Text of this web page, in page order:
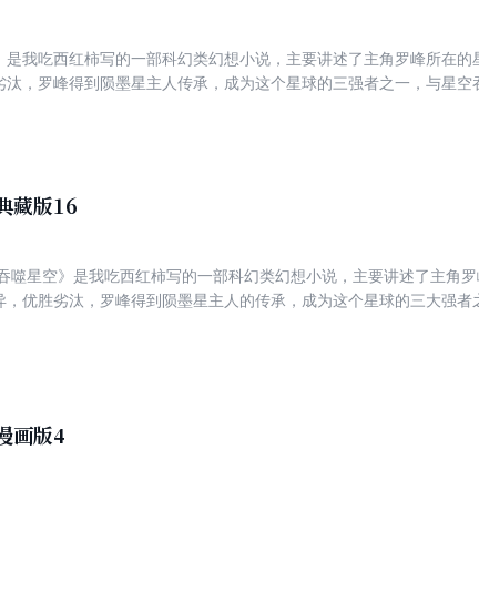
是我吃西红柿写的一部科幻类幻想小说，主要讲述了主角罗峰所在
汰，罗峰得到陨墨星主人传承，成为这个星球的三强者之一，与星空
藏版16
，优胜劣汰，罗峰得到陨墨星主人的传承，成为这个星球的三大强者
画版4